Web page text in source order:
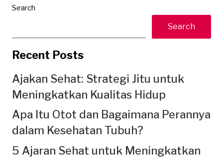
Search
Search
Recent Posts
Ajakan Sehat: Strategi Jitu untuk
Meningkatkan Kualitas Hidup
Apa Itu Otot dan Bagaimana Perannya
dalam Kesehatan Tubuh?
5 Ajaran Sehat untuk Meningkatkan